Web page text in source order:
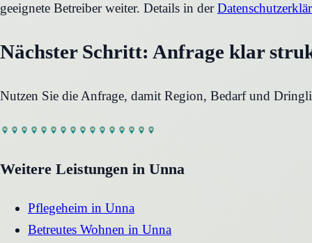
geeignete Betreiber weiter. Details in der
Nächster Schritt: Anfrage klar
Nutzen Sie die Anfrage, damit Region, Bedarf und
Weitere Leistungen in Unna
Pflegeheim in Unna
Betreutes Wohnen in Unna